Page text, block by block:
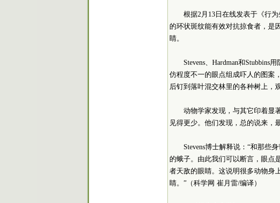
根据2月13日在线发表于《行为
的环状斑纹能有效对抗掠食者，是
睛。
Stevens、Hardman和
仿程度不一的眼点组成吓人的图案
后钉到落叶混交林里的各种树上，
动物学家发现，与其它印着显
见得更少。他们发现，总的说来，
Stevens博士解释说：“和那些
的蛾子。由此我们可以断言，眼点
者天敌的眼睛。这说明很多动物身
睛。”（科学网 崔月雷/编译）